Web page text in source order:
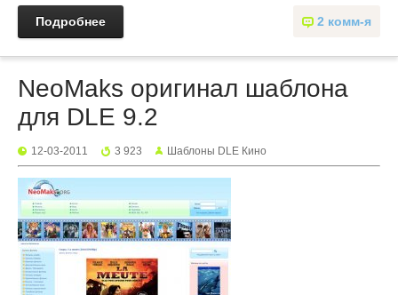
2 комм-я
Подробнее
NeoMaks оригинал шаблона
для DLE 9.2
12-03-2011 3 923 Шаблоны DLE Кино